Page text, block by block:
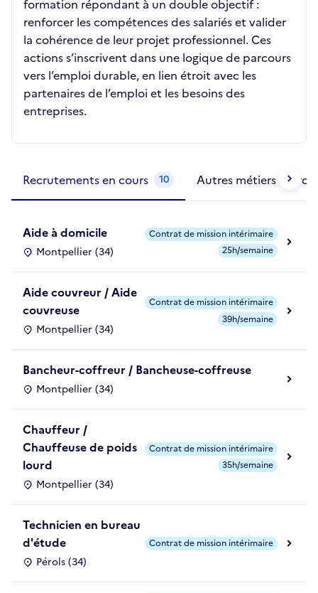
formation répondant à un double objectif :
renforcer les compétences des salariés et valider
la cohérence de leur projet professionnel. Ces
actions s’inscrivent dans une logique de parcours
vers l’emploi durable, en lien étroit avec les
partenaires de l’emploi et les besoins des
entreprises.
Recrutements en cours 10 Autres métiers
Aide à domicile
Montpellier (34)
Contrat de mission intérimaire
25h/semaine
Aide couvreur / Aide
couvreuse
Montpellier (34)
Contrat de mission intérimaire
39h/semaine
Bancheur-coffreur / Bancheuse-coffreuse
Montpellier (34)
Chauffeur /
Chauffeuse de poids
lourd
Montpellier (34)
Contrat de mission intérimaire
35h/semaine
Technicien en bureau
d'étude
Pérols (34)
Contrat de mission intérimaire